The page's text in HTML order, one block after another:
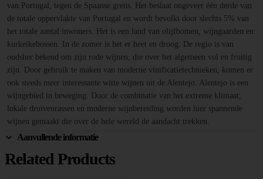
van Portugal, tegen de Spaanse grens. Het beslaat ongeveer één derde van
de totale oppervlakte van Portugal en wordt bevolkt door slechts 5% van
het totale aantal inwoners. Het is een land van olijfbomen, wijngaarden en
kurkeikebossen. In de zomer is het er heet en droog. De regio is van
oudsher bekend om zijn rode wijnen, die over het algemeen vol en fruitig
zijn. Door gebruik te maken van moderne vinificatietechnieken, komen er
ook steeds meer interessante witte wijnen uit de Alentejo. Alentejo is een
wijngebied in beweging. Door de combinatie van het extreme klimaat,
lokale druivenrassen en moderne wijnbereiding worden hier spannende
wijnen gemaakt die over de hele wereld de aandacht trekken.
Aanvullende informatie
Related Products